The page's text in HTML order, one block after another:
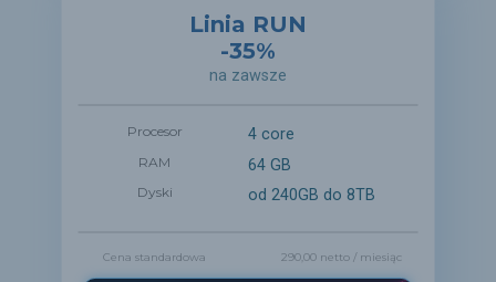
Linia RUN
-35%
na zawsze
Procesor 4 core
RAM 64 GB
Dyski od 240GB do 8TB
Cena standardowa 290,00 netto/ miesiąc